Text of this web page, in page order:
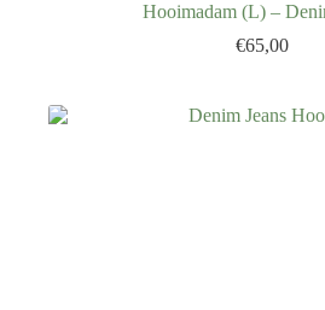
Hooimadam (L) –
€65,00